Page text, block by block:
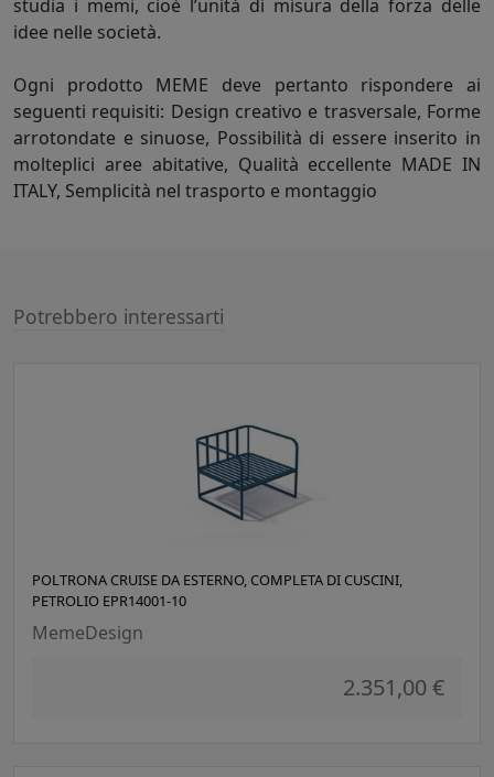
studia i memi, cioè l’unità di misura della forza delle
idee nelle società.
Ogni prodotto MEME deve pertanto rispondere ai
seguenti requisiti: Design creativo e trasversale, Forme
arrotondate e sinuose, Possibilità di essere inserito in
molteplici aree abitative, Qualità eccellente MADE IN
ITALY, Semplicità nel trasporto e montaggio
Potrebbero interessarti
POLTRONA CRUISE DA ESTERNO, COMPLETA DI CUSCINI,
PETROLIO EPR14001-10
MemeDesign
2.351,00 €